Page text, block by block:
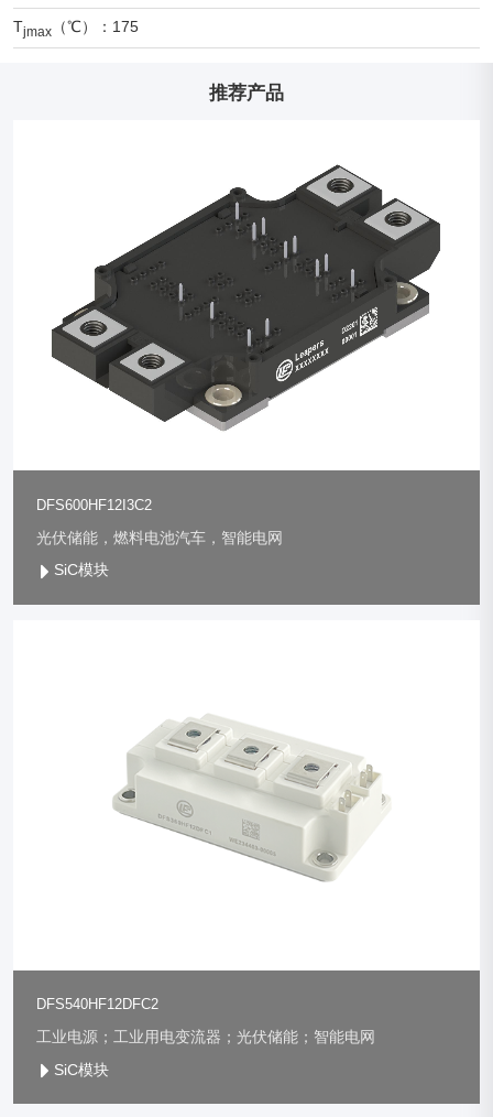
Tjmax （℃）：175
推荐产品
DFS600HF12I3C2
光伏储能，燃料电池汽车，智能电网
SiC模块
DFS540HF12DFC2
工业电源；工业用电变流器；光伏储能；智能电网
SiC模块